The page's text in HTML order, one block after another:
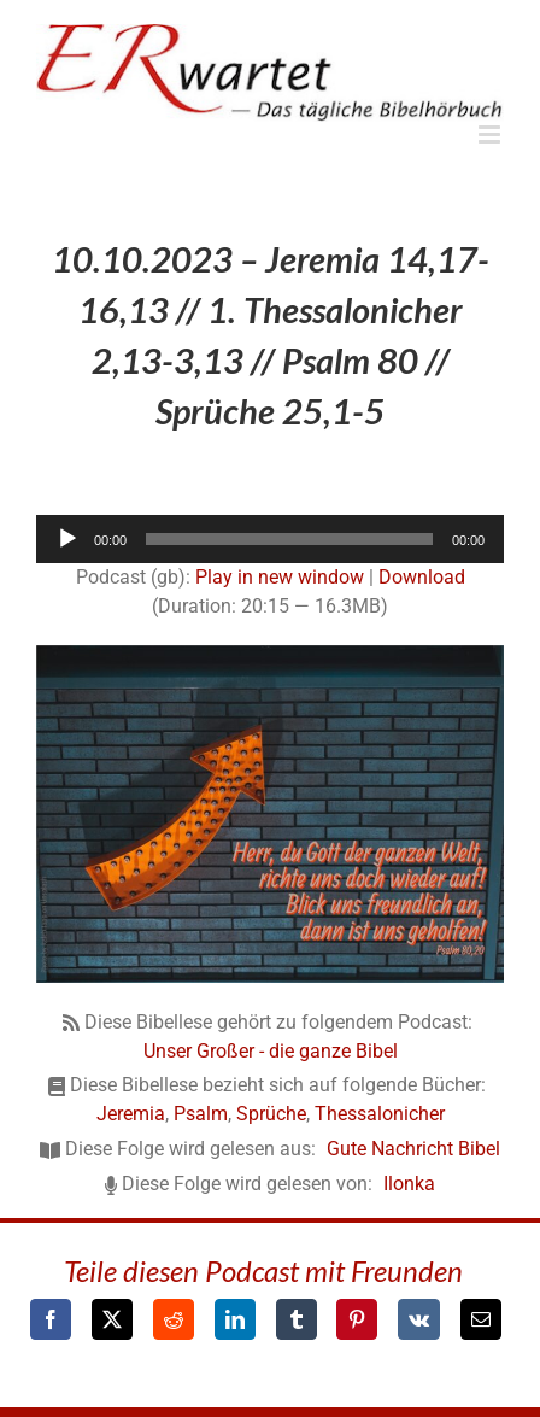
springen
10.10.2023 – Jeremia 14,17-
16,13 // 1. Thessalonicher
2,13-3,13 // Psalm 80 //
Sprüche 25,1-5
Audio-
00:00 00:00
Podcast (gb): Play in new window|
Download
(Duration: 20:15 — 16.3MB)
Diese Bibellese gehört zu folgendem Podcast:
Unser Großer - die ganze Bibel
Diese Bibellese bezieht sich auf folgende Bücher:
Jeremia, Psalm, Sprüche, Thessalonicher
Diese Folge wird gelesen aus: Gute Nachricht Bibel
Diese Folge wird gelesen von: Ilonka
Teile diesen Podcast mit Freunden